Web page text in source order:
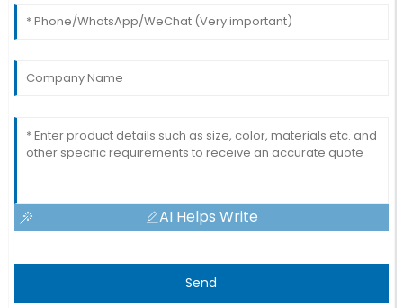
AI Helps Write
Send